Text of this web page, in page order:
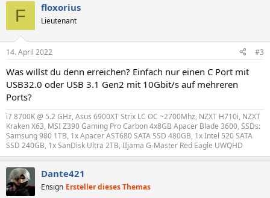
e
:
F floxorius
Lieutenant
14. April 2022 #3
Was willst du denn erreichen? Einfach nur einen C Port mit
USB32.0 oder USB 3.1 Gen2 mit 10Gbit/s auf mehreren
Ports?
i7 8700K @ 5.2 GHz, Asus 6900XT Strix LC OC ~2700Mhz, NZXT H710i, NZXT
Kraken X63, MSI Z390 Gaming Pro Carbon 4x8GB Apacer Blade 3600, SSDs:
Samsung 980 1TB, 1x Apacer AST680 SATA SSD 480GB, 1x Intel 520 SATA
SSD 240GB, 1x SanDisk Ultra 2TB, IIjama G-Master Red Eagle UWQHD
Dante421
Ensign Ersteller dieses Themas